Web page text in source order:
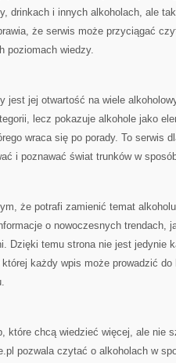
drinkach i innych alkoholach, ale
że serwis może przyciągać
poziomach wiedzy.
jest jej otwartość na wiele
lecz pokazuje alkohole jako
wraca się po porady. To serwis
i poznawać świat trunków w
że potrafi zamienić temat
o nowoczesnych trendach,
Dzięki temu strona nie jest jedynie
każdy wpis może prowadzić
które chcą wiedzieć więcej, ale nie
pozwala czytać o alkoholach w